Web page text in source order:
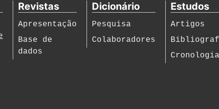
Revistas
Apresentação
Base de
dados
Dicionário
Pesquisa
Colaboradores
Estudos
Artigos